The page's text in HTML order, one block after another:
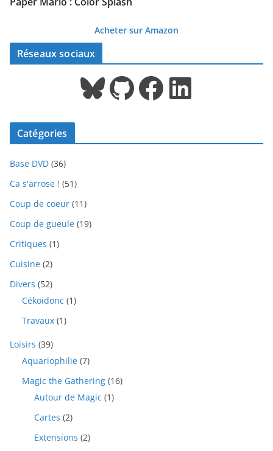
Acheter sur Amazon
Réseaux sociaux
Bluesky GitHub Facebook LinkedIn
Catégories
Base DVD (36)
Ca s'arrose ! (51)
Coup de coeur (11)
Coup de gueule (19)
Critiques (1)
Cuisine (2)
Divers (52)
Cékoidonc (1)
Travaux (1)
Loisirs (39)
Aquariophilie (7)
Magic the Gathering (16)
Autour de Magic (1)
Cartes (2)
Extensions (2)